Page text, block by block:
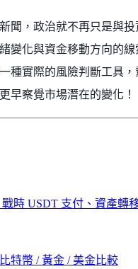
聞，政治就不再只是與投
變化與資金移動方向的線
種實際的風險判斷工具，
早察覺市場潛在的變化！
時 USDT 支付、資產轉
特幣 / 黃金 / 美金比較